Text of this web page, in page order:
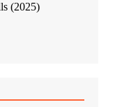
(2025)